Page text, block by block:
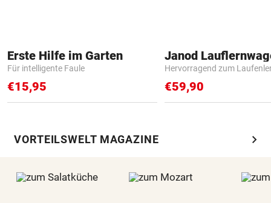
Erste Hilfe im Garten
Für intelligente Faule
€15,95
Janod
Hervorragend zum
€59,90
VORTEILSWELT MAGAZINE chevron_right